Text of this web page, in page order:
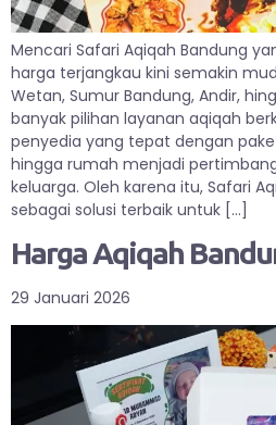
Mencari Safari Aqiqah Bandung
harga terjangkau kini semakin
Wetan, Sumur Bandung, Andir,
banyak pilihan layanan aqiqah
penyedia yang tepat dengan
hingga rumah menjadi
keluarga. Oleh karena itu, Safari
sebagai solusi terbaik untuk […]
Harga Aqiqah
29 Januari 2026